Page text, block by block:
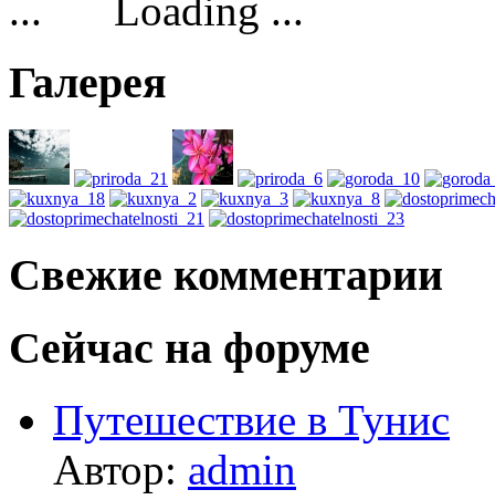
Loading ...
Галерея
Свежие комментарии
Сейчас на форуме
Путешествие в Тунис
Автор: admin